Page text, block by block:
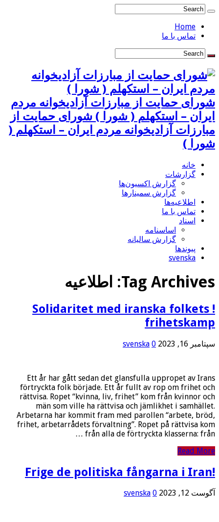
Home
تماس با ما
شورای حمایت از مبارزات آزادیخوانه مردم
ایران – استکهلم ( شورا ) شورای حمایت از
مبارزات آزادیخوانه مردم ایران – استکهلم (
شورا )
خانه
گزارشات
گزارش اکسیون‌ها
گزارش سمینارها
اطلاعیه‌ها
تماس با ما
اسناد
اساسنامه
گزارش سالیانه
پیوندها
svenska
Tag Archives: اطلاعیه
! Solidaritet med iranska folkets
frihetskamp
سپتامبر 16, 2023 svenska 0
Ett år har gått sedan det glansfulla uppropet av Irans
förtryckta folk började. Ett år fullt av rop om frihet och
rättvisa. Ropet “kvinna, liv, frihet” kom från kvinnor och
män som ville ha rättvisa och jämlikhet i samhället.
Arbetarna har kommit fram med parollen “arbete, bröd,
frihet, arbetarrådets förvaltning”. Ropet på rättvisa kom
från alla de förtryckta klasserna: från …
Read More
!Frige de politiska fångarna i Iran
آگوست 12, 2023 svenska 0